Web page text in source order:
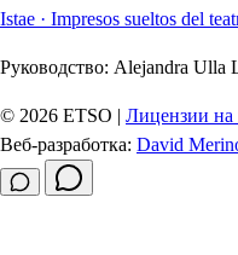
Istae · Impresos sueltos del
Руководство: Alejandra Ulla
© 2026 ETSO | Лицензии на
Веб-разработка: David